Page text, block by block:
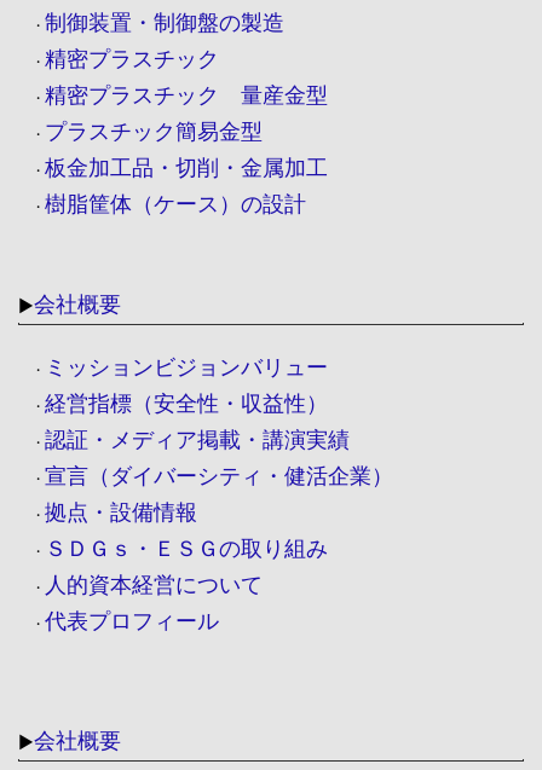
・ 制御装置・制御盤の製造
・ 精密プラスチック
・ 精密プラスチック 量産金型
・ プラスチック簡易金型
・ 板金加工品・切削・金属加工
・ 樹脂筐体（ケース）の設計
▶会社概要
・ ミッションビジョンバリュー
・ 経営指標（安全性・収益性）
・ 認証・メディア掲載・講演実績
・ 宣言（ダイバーシティ・健活企業）
・ 拠点・設備情報
・ ＳＤＧｓ・ＥＳＧの取り組み
・ 人的資本経営について
・ 代表プロフィール
▶会社概要